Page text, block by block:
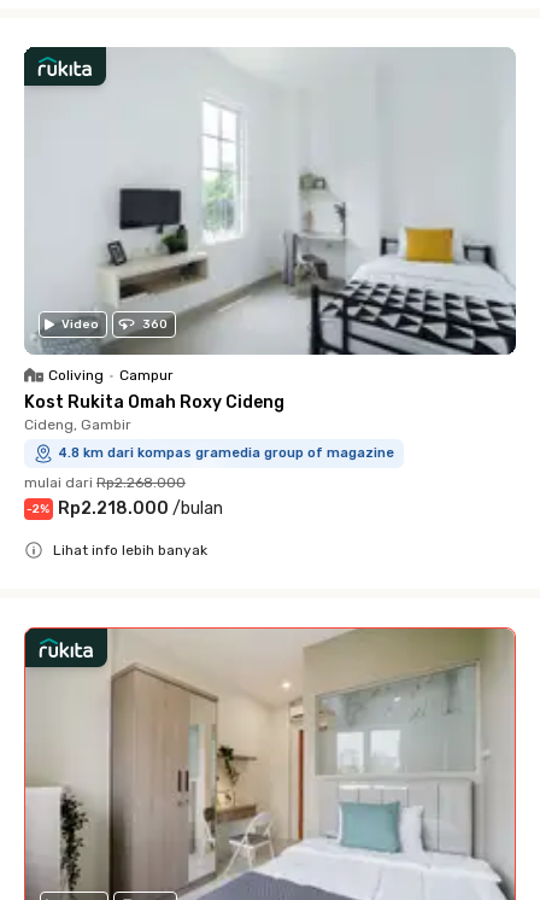
Video 360
Coliving • Campur
Kost Rukita Omah Roxy Cideng
Cideng, Gambir
4.8 km dari kompas gramedia group of magazine
mulai dari Rp2.268.000
-2% Rp2.218.000 /bulan
Lihat info lebih banyak